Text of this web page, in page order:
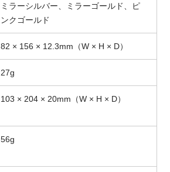
ミラーシルバー、ミラーゴールド、ピ
ンクゴールド
82 × 156 × 12.3mm（W × H × D）
27g
103 × 204 × 20mm（W × H × D）
56g